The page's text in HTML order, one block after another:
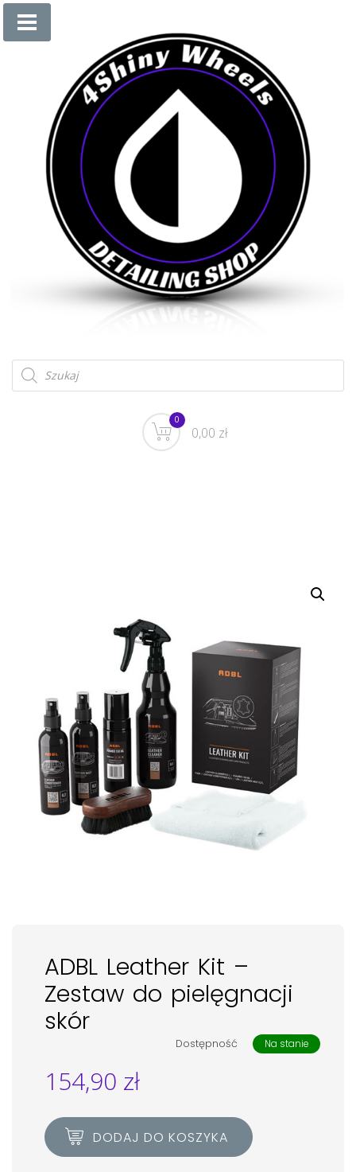
0
0,00 zł
ADBL Leather Kit –
Zestaw do pielęgnacji
skór
Dostępność Na stanie
154,90 zł
DODAJ DO KOSZYKA